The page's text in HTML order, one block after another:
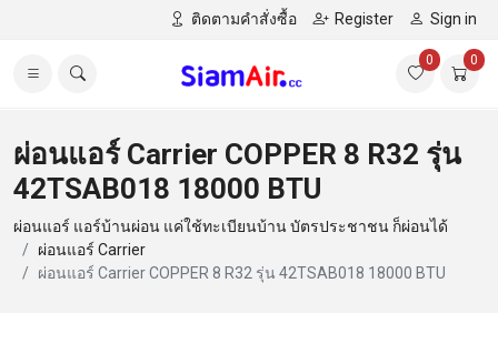
ติดตามคำสั่งซื้อ Register Sign in
0 0
ผ่อนแอร์ Carrier COPPER 8 R32 รุ่น
42TSAB018 18000 BTU
ผ่อนแอร์ แอร์บ้านผ่อน แค่ใช้ทะเบียนบ้าน บัตรประชาชน ก็ผ่อนได้
ผ่อนแอร์ Carrier
ผ่อนแอร์ Carrier COPPER 8 R32 รุ่น 42TSAB018 18000 BTU